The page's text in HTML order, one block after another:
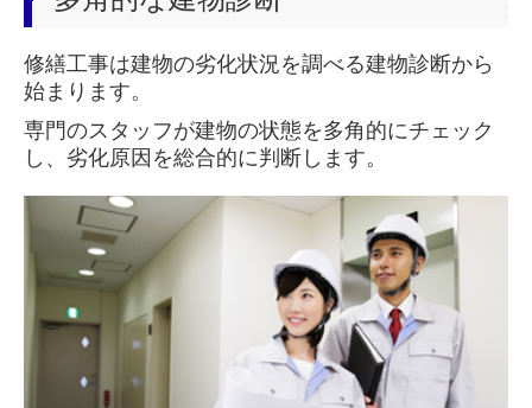
中途採用情報
修繕工事は建物の劣化状況を調べる建物診断から
始まります。
専門のスタッフが建物の状態を多角的にチェック
し、劣化原因を総合的に判断します。